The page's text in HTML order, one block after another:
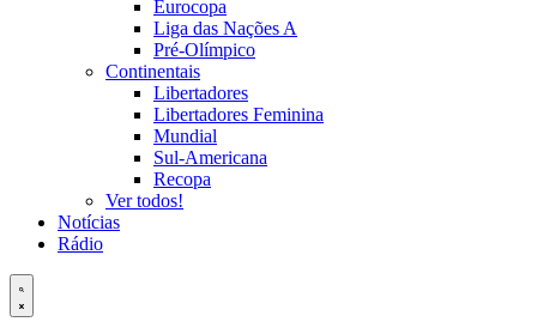
Eurocopa
Liga das Nações A
Pré-Olímpico
Continentais
Libertadores
Libertadores Feminina
Mundial
Sul-Americana
Recopa
Ver todos!
Notícias
Rádio